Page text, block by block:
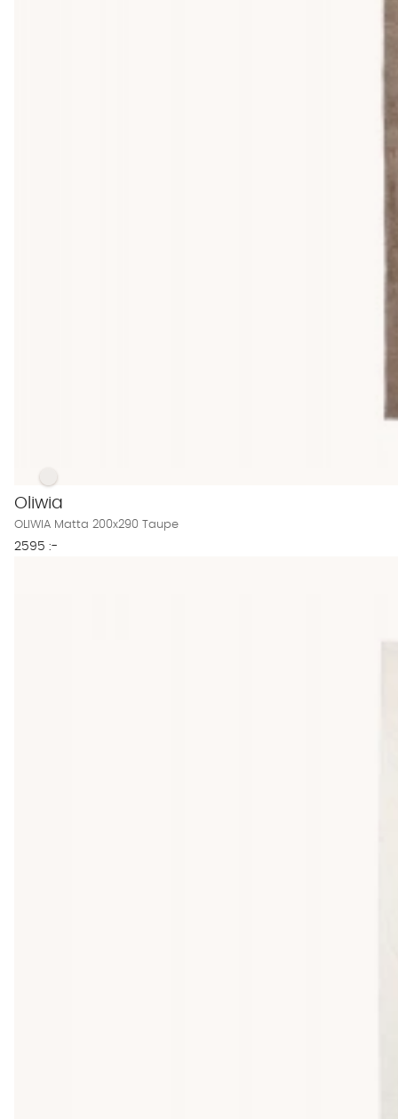
OLIWIA Matta 200x290 Taupe Finns även i dessa färger:
OLIWIA Matta 200x290 Taupe
Oliwia
OLIWIA Matta 200x290 Taupe
2595 :-